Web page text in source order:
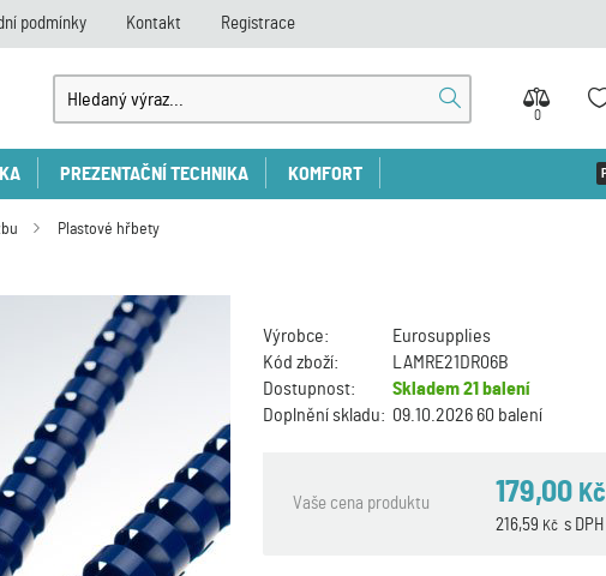
podmínky Kontakt Registrace
0
0
PREZENTAČNÍ TECHNIKA KOMFORT
Plastové hřbety
Výrobce:
Eurosupplies
Kód zboží:
LAMRE21DR06B
Dostupnost:
Skladem21 balení
Doplnění skladu: 09.10.2026 60 balení
Vaše cena produktu 179,00 Kč
s DPH
216,59 Kč